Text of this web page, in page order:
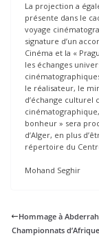
La projection a
présente dans le
voyage
signature d’un
Cinéma et la «
les échanges
le réalisateur, le
d’échange
bonheur » sera
d’Alger, en plus
répertoire du
Mohand Seghir
Hommage à
Championnats